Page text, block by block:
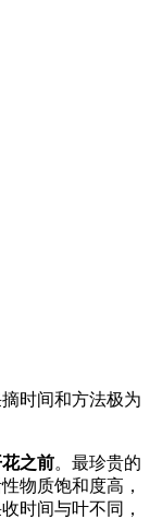
时间和方法极为
之前。最珍贵的
物质饱和度高，
时间与叶不同，